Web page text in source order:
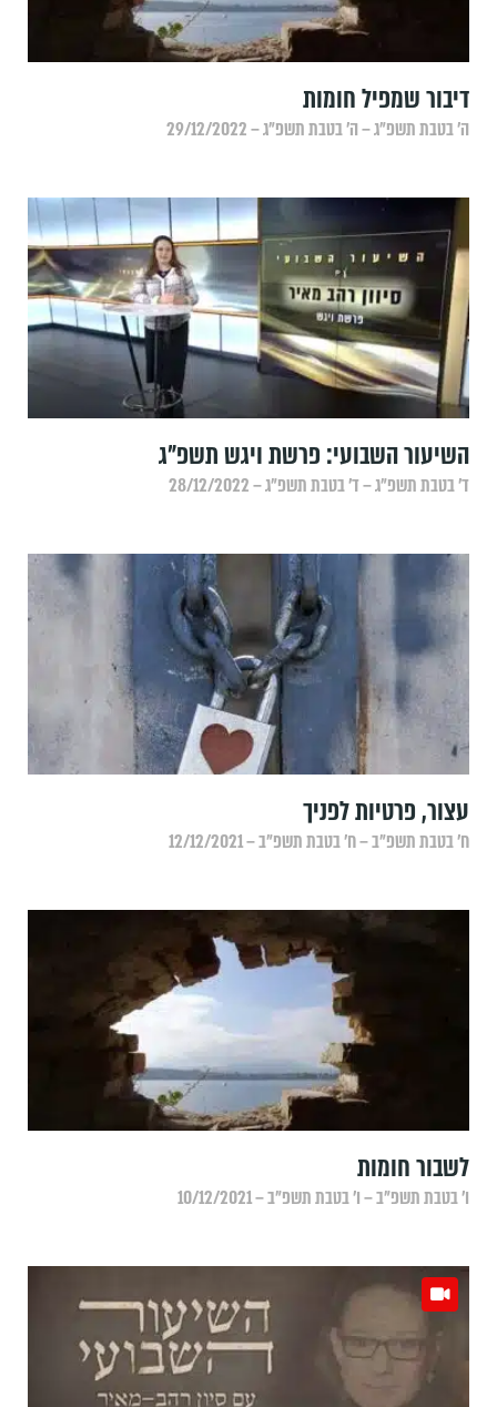
‏דיבור שמפיל חומות
ה׳ בטבת תשפ״ג – ה׳ בטבת תשפ״ג – 29/12/2022
השיעור השבועי: פרשת ויגש תשפ"ג
ד׳ בטבת תשפ״ג – ד׳ בטבת תשפ״ג – 28/12/2022
עצור, פרטיות לפניך
ח׳ בטבת תשפ״ב – ח׳ בטבת תשפ״ב – 12/12/2021
לשבור חומות
ו׳ בטבת תשפ״ב – ו׳ בטבת תשפ״ב – 10/12/2021